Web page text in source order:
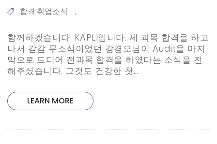
합격·취업소식 ,
함께하겠습니다. KAPLI입니다. 세 과목 합격을 하고
나서 감감 무소식이었던 강경오님이 Audit을 마지
막으로 드디어 전과목 합격을 하였다는 소식을 전
해주셨습니다. 그것도 건강한 첫…
LEARN MORE